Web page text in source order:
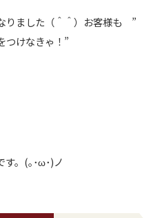
りました（＾＾）お客様も ”
つけなきゃ！”
す。(｡･ω･)ノ